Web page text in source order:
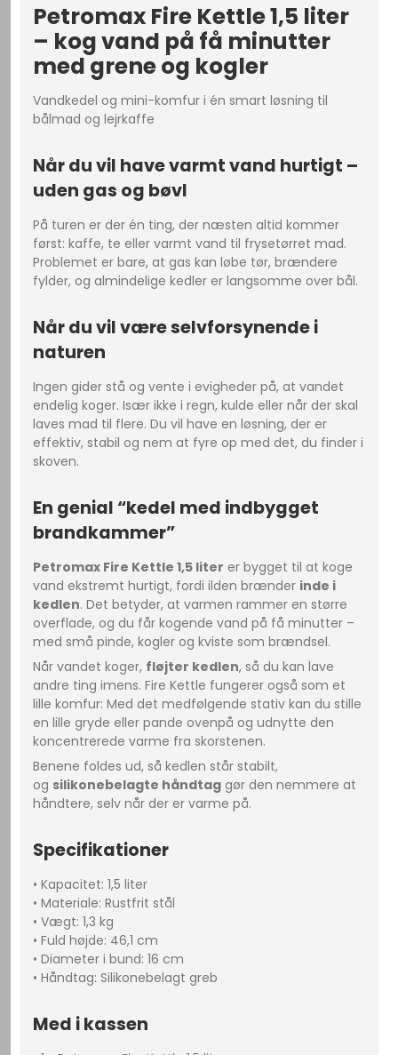
Petromax Fire Kettle 1,5 liter
– kog vand på få minutter
med grene og kogler
Vandkedel og mini-komfur i én smart løsning til
bålmad og lejrkaffe
Når du vil have varmt vand hurtigt –
uden gas og bøvl
På turen er der én ting, der næsten altid kommer
først: kaffe, te eller varmt vand til frysetørret mad.
Problemet er bare, at gas kan løbe tør, brændere
fylder, og almindelige kedler er langsomme over bål.
Når du vil være selvforsynende i
naturen
Ingen gider stå og vente i evigheder på, at vandet
endelig koger. Især ikke i regn, kulde eller når der skal
laves mad til flere. Du vil have en løsning, der er
effektiv, stabil og nem at fyre op med det, du finder i
skoven.
En genial “kedel med indbygget
brandkammer”
Petromax Fire Kettle 1,5 liter er bygget til at koge
vand ekstremt hurtigt, fordi ilden brænder inde i
kedlen. Det betyder, at varmen rammer en større
overflade, og du får kogende vand på få minutter –
med små pinde, kogler og kviste som brændsel.
Når vandet koger, fløjter kedlen, så du kan lave
andre ting imens. Fire Kettle fungerer også som et
lille komfur: Med det medfølgende stativ kan du stille
en lille gryde eller pande ovenpå og udnytte den
koncentrerede varme fra skorstenen.
Benene foldes ud, så kedlen står stabilt,
og silikonebelagte håndtag gør den nemmere at
håndtere, selv når der er varme på.
Specifikationer
• Kapacitet: 1,5 liter
• Materiale: Rustfrit stål
• Vægt: 1,3 kg
• Fuld højde: 46,1 cm
• Diameter i bund: 16 cm
• Håndtag: Silikonebelagt greb
Med i kassen